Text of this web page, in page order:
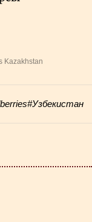
Kazakhstan
#Узбекистан